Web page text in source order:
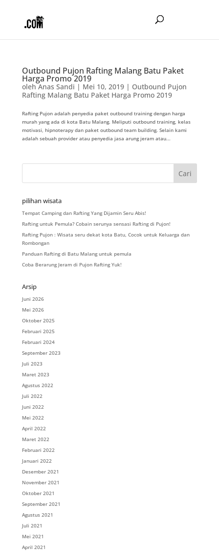
Outbound Pujon Rafting Malang Batu Paket
Harga Promo 2019
olehAnas Sandi | Mei 10, 2019| Outbound Pujon
Rafting Malang Batu Paket Harga Promo 2019
Rafting Pujon adalah penyedia paket outbound training dengan harga
murah yang ada di kota Batu Malang. Meliputi outbound training, kelas
motivasi, hipnoterapy dan paket outbound team building. Selain kami
adalah sebuah provider atau penyedia jasa arung jeram atau...
pilihan wisata
Tempat Camping dan Rafting Yang Dijamin Seru Abis!
Rafting untuk Pemula? Cobain serunya sensasi Rafting di Pujon!
Rafting Pujon : Wisata seru dekat kota Batu, Cocok untuk Keluarga dan
Rombongan
Panduan Rafting di Batu Malang untuk pemula
Coba Berarung Jeram di Pujon Rafting Yuk!
Arsip
Juni 2026
Mei 2026
Oktober 2025
Februari 2025
Februari 2024
September 2023
Juli 2023
Maret 2023
Agustus 2022
Juli 2022
Juni 2022
Mei 2022
April 2022
Maret 2022
Februari 2022
Januari 2022
Desember 2021
November 2021
Oktober 2021
September 2021
Agustus 2021
Juli 2021
Mei 2021
April 2021